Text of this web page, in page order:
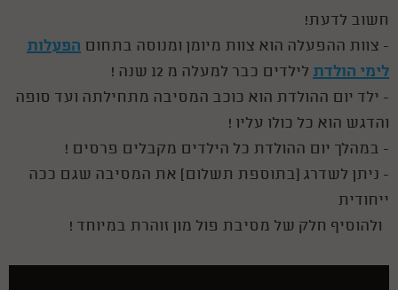
חשוב לדעת!
- צוות ההפעלה הוא צוות מיומן ומנוסה בתחום הפעלות
לימי הולדת לילדים כבר למעלה מ 12 שנה !
- ילד יום ההולדת הוא כוכב המסיבה מתחילתה ועד סופה
והדגש הוא כל כולו עליו !
- במהלך יום ההולדת כל הילדים מקבלים פרסים !
- ניתן לשדרג (בתוספת תשלום) את המסיבה שגם ככה
ייחודית
ולהוסיף חלק של מסיבת פול מון זוהרת במיוחד !